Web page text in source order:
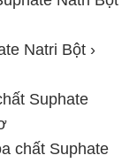
Natri Bột ›
Suphate
chất Suphate